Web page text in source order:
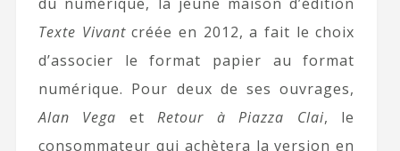
du numérique, la jeune maison d’édition
Texte Vivantcréée en 2012, a fait le choix
d’associer le format papier au format
numérique. Pour deux de ses ouvrages,
Alan Vega etRetour à Piazza Clai, le
consommateur qui achètera la version en